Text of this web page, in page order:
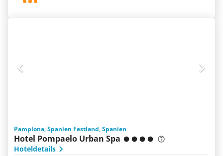
Pamplona, Spanien Festland, Spanien
Hotel Pompaelo Urban Spa
Hoteldetails